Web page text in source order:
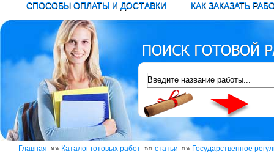
СПОСОБЫ ОПЛАТЫ И ДОСТАВКИ КАК ЗАКАЗАТЬ
Главная »» Каталог готовых работ »» статьи »» Государственное